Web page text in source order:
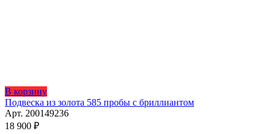
В корзинуЭтот
товар
имеет
Подвеска из золота 585 пробы с бриллиантом
Арт. 200149236
18 900 ₽